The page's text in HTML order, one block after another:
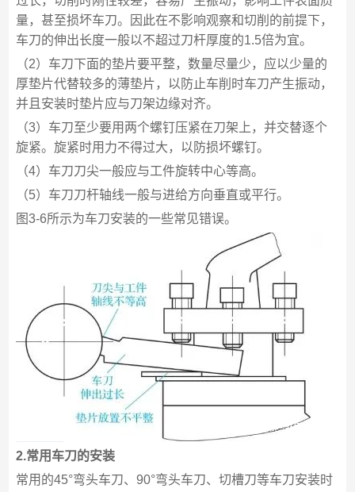
量，甚至损坏车刀。因此在不影响观察和切削的前提下，
车刀的伸出长度一般以不超过刀杆厚度的1.5倍为宜。
（2）车刀下面的垫片要平整，数量尽量少，应以少量的
厚垫片代替较多的薄垫片，以防止车削时车刀产生振动，
并且安装时垫片应与刀架边缘对齐。
（3）车刀至少要用两个螺钉压紧在刀架上，并交替逐个
旋紧。旋紧时用力不得过大，以防损坏螺钉。
（4）车刀刀尖一般应与工件旋转中心等高。
（5）车刀刀杆轴线一般与进给方向垂直或平行。
图3-6所示为车刀安装的一些常见错误。
2.常用车刀的安装
常用的45°弯头车刀、90°弯头车刀、切槽刀等车刀安装时